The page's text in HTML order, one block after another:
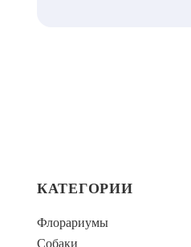
КАТЕГОРИИ
Флорариумы
Собаки